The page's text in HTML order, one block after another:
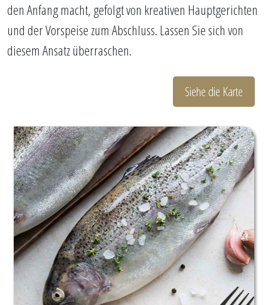
den Anfang macht, gefolgt von kreativen Hauptgerichten
und der Vorspeise zum Abschluss. Lassen Sie sich von
diesem Ansatz überraschen.
Siehe die Karte